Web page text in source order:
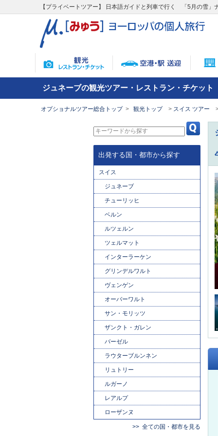
【プライベートツアー】 日本語ガイドと列車で行く 「5月の
ジュネーブの観光ツアー・レストラン・チケット
オプショナルツアー総合トップ 観光トップ スイス ツアー
出発する国・都市から探す
スイス
ジュネーブ
チューリッヒ
ベルン
ルツェルン
ツェルマット
インターラーケン
グリンデルワルト
ヴェンゲン
オーバーワルト
サン・モリッツ
ザンクト・ガレン
バーゼル
ラウターブルンネン
リュトリー
ルガーノ
レアルプ
ローザンヌ
全ての国・都市を見る